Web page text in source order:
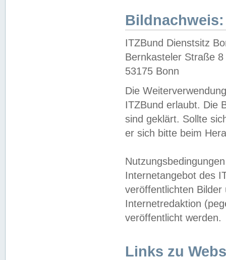
Bildnachweis:
ITZBund Dienstsitz
Bernkasteler Straße 8
53175 Bonn
Die
ITZBund erlaubt. Die
sind geklärt. Sollte
er sich bitte beim
Internetangebot des
veröffentlichten
Internetredaktion
veröffentlicht werden.
Links zu